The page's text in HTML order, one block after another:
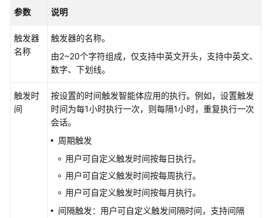
见
问
视
参数 说明
触发器
名称
触发器的名称。
由2~20个字符组成，仅支持中英文开头，支持中英文、
数字、下划线。
触发时
间
按设置的时间触发智能体应用的执行。例如，设置触发
时间为每1小时执行一次，则每隔1小时，重复执行一次
会话。
周期触发
用户可自定义触发时间按每日执行。
用户可自定义触发时间按每周执行。
用户可自定义触发时间按每月执行。
间隔触发：用户可自定义触发间隔时间，支持间隔